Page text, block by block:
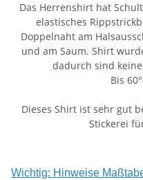
Das Herrenshirt hat
elastisches
Doppelnaht am
und am Saum. Shirt
dadurch sind
Bis
Dieses Shirt ist sehr gut
Stickerei
Wichtig: Hinweise